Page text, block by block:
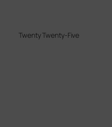
Twenty Twenty-Five